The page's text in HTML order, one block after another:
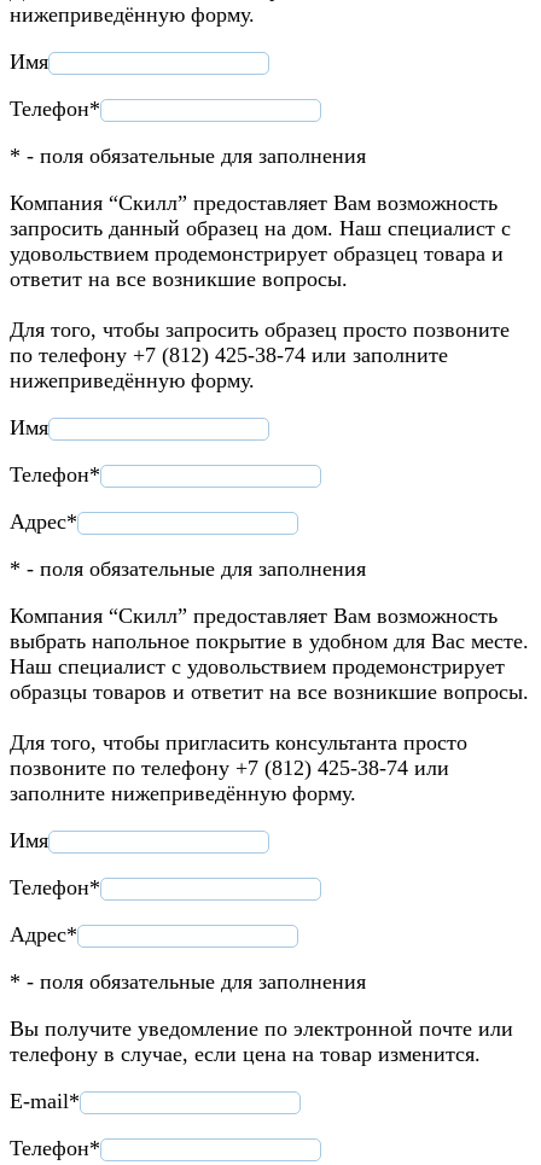
нижеприведённую форму.
Имя
Телефон*
* - поля обязательные для заполнения
Компания “Скилл” предоставляет Вам возможность
запросить данный образец на дом. Наш специалист с
удовольствием продемонстрирует образцец товара и
ответит на все возникшие вопросы.
Для того, чтобы запросить образец просто позвоните
по телефону +7 (812) 425-38-74 или заполните
нижеприведённую форму.
Имя
Телефон*
Адрес*
* - поля обязательные для заполнения
Компания “Скилл” предоставляет Вам возможность
выбрать напольное покрытие в удобном для Вас месте.
Наш специалист с удовольствием продемонстрирует
образцы товаров и ответит на все возникшие вопросы.
Для того, чтобы пригласить консультанта просто
позвоните по телефону +7 (812) 425-38-74 или
заполните нижеприведённую форму.
Имя
Телефон*
Адрес*
* - поля обязательные для заполнения
Вы получите уведомление по электронной почте или
телефону в случае, если цена на товар изменится.
E-mail*
Телефон*